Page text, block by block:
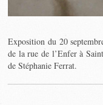
Exposition du 20
de la rue de l’Enfer à
de Stéphanie Ferrat.